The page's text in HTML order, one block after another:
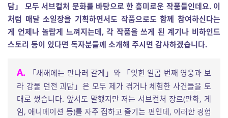
담」 모두 서브컬처 문화를 바탕으로 한 흥미로운 작품들인데요. 이
처럼 매달 소일장을 기획하면서도 작품으로도 함께 참여하신다는
게 언제나 놀랍게 느껴지는데, 각 작품을 쓰게 된 계기나 비하인드
스토리 등이 있다면 독자분들께 소개해 주시면 감사하겠습니다.
A.
「새해에는 만나러 갈게」와 「잊힌 일곱 번째 영웅과 보
라 강물 던전 괴담」은 모두 제가 겪거나 체험한 사건들을 토
대로 썼습니다. 앞서도 말했지만 저는 서브컬처 장르(만화, 게
임, 애니메이션 등)를 자주 접하고 즐기는 편인데, 이러한 경험